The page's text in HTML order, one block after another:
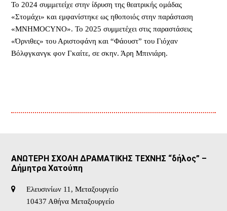
Το 2024 συμμετείχε στην ίδρυση της θεατρικής ομάδας
«Στομάχι» και εμφανίστηκε ως ηθοποιός στην παράσταση
«ΜNHMOCYNO». Το 2025 συμμετέχει στις παραστάσεις
«Όρνιθες» του Αριστοφάνη και “Φάουστ” του Γιόχαν
Βόλφγκανγκ φον Γκαίτε, σε σκην. Άρη Μπινιάρη.
ΑΝΩΤΕΡΗ ΣΧΟΛΗ ΔΡΑΜΑΤΙΚΗΣ ΤΕΧΝΗΣ “δήλος” –
Δήμητρα Χατούπη
Ελευσινίων 11, Μεταξουργείο
10437 Αθήνα Μεταξουργείο